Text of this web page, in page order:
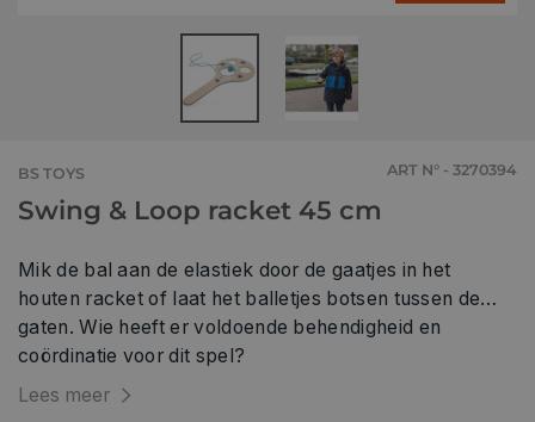
BS TOYS ART N° - 3270394
Swing & Loop racket 45 cm
Mik de bal aan de elastiek door de gaatjes in het
houten racket of laat het balletjes botsen tussen de
gaten. Wie heeft er voldoende behendigheid en
coördinatie voor dit spel?
Lees meer